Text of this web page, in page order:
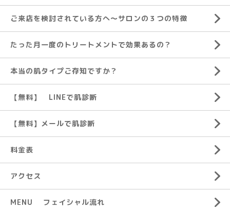
ご来店を検討されている方へ～サロンの３つの特徴
たった月一度のトリートメントで効果あるの？
本当の肌タイプご存知ですか？
【無料】 LINEで肌診断
【無料】メールで肌診断
料金表
アクセス
MENU フェイシャル流れ